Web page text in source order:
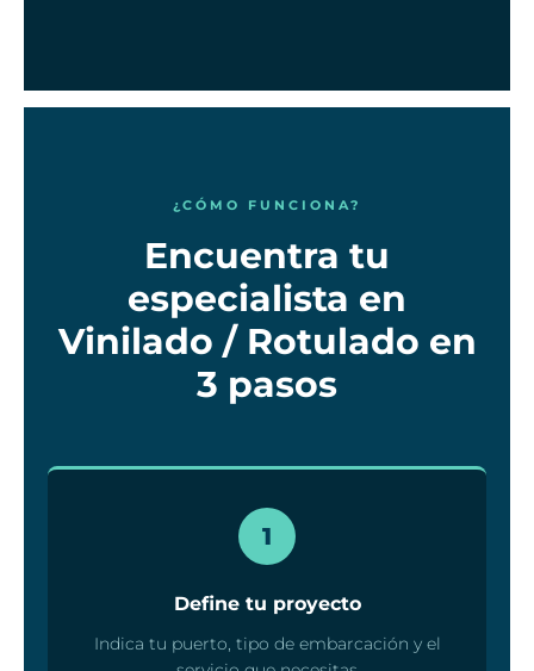
¿CÓMO FUNCIONA?
Encuentra tu
especialista en
Vinilado / Rotulado en
3 pasos
1
Define tu proyecto
Indica tu puerto, tipo de embarcación y el